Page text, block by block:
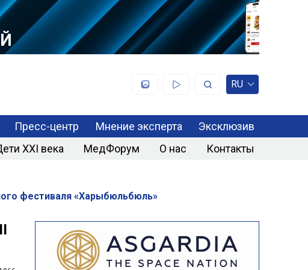
RU
Пресс-центр Мнение эксперта
Эксклюзив
XXI века МедФорум О нас Контакты
фестиваля «Харыбюльбюль»